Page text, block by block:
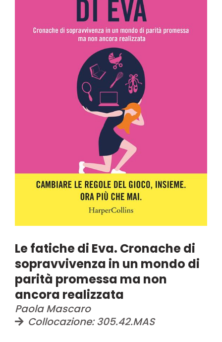
Le fatiche di Eva. Cronache di
sopravvivenza in un mondo di
parità promessa ma non
ancora realizzata
Paola Mascaro
Collocazione: 305.42.MAS